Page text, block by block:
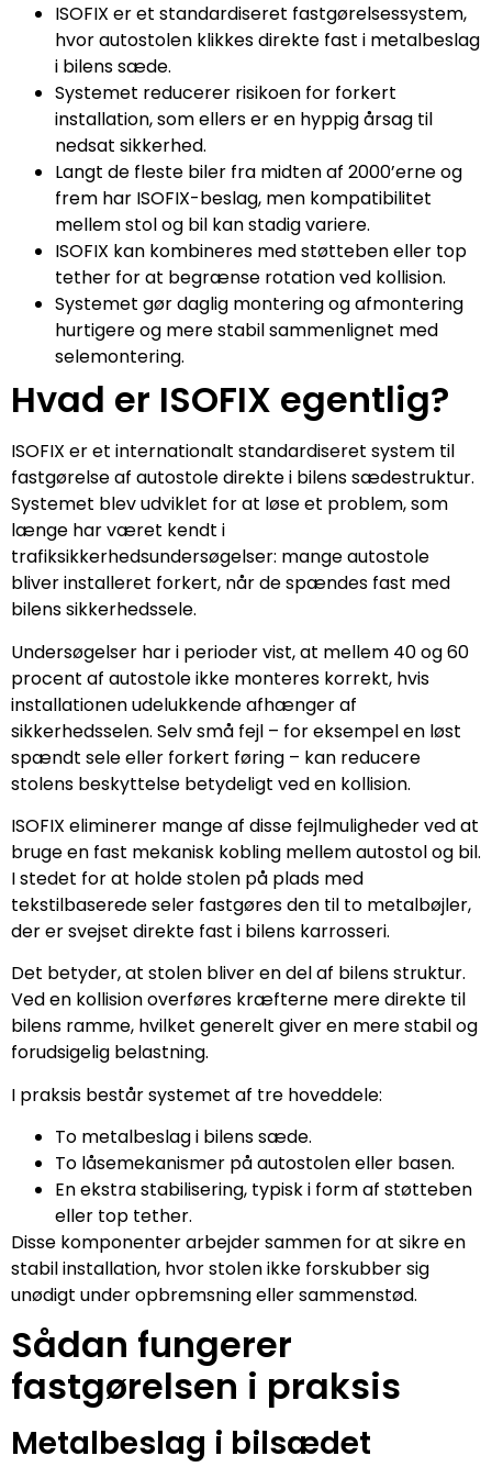
ISOFIX er et standardiseret fastgørelsessystem,
hvor autostolen klikkes direkte fast i metalbeslag
i bilens sæde.
Systemet reducerer risikoen for forkert
installation, som ellers er en hyppig årsag til
nedsat sikkerhed.
Langt de fleste biler fra midten af 2000’erne og
frem har ISOFIX-beslag, men kompatibilitet
mellem stol og bil kan stadig variere.
ISOFIX kan kombineres med støtteben eller top
tether for at begrænse rotation ved kollision.
Systemet gør daglig montering og afmontering
hurtigere og mere stabil sammenlignet med
selemontering.
Hvad er ISOFIX egentlig?
ISOFIX er et internationalt standardiseret system til
fastgørelse af autostole direkte i bilens sædestruktur.
Systemet blev udviklet for at løse et problem, som
længe har været kendt i
trafiksikkerhedsundersøgelser: mange autostole
bliver installeret forkert, når de spændes fast med
bilens sikkerhedssele.
Undersøgelser har i perioder vist, at mellem 40 og 60
procent af autostole ikke monteres korrekt, hvis
installationen udelukkende afhænger af
sikkerhedsselen. Selv små fejl – for eksempel en løst
spændt sele eller forkert føring – kan reducere
stolens beskyttelse betydeligt ved en kollision.
ISOFIX eliminerer mange af disse fejlmuligheder ved at
bruge en fast mekanisk kobling mellem autostol og bil.
I stedet for at holde stolen på plads med
tekstilbaserede seler fastgøres den til to metalbøjler,
der er svejset direkte fast i bilens karrosseri.
Det betyder, at stolen bliver en del af bilens struktur.
Ved en kollision overføres kræfterne mere direkte til
bilens ramme, hvilket generelt giver en mere stabil og
forudsigelig belastning.
I praksis består systemet af tre hoveddele:
To metalbeslag i bilens sæde.
To låsemekanismer på autostolen eller basen.
En ekstra stabilisering, typisk i form af støtteben
eller top tether.
Disse komponenter arbejder sammen for at sikre en
stabil installation, hvor stolen ikke forskubber sig
unødigt under opbremsning eller sammenstød.
Sådan fungerer
fastgørelsen i praksis
Metalbeslag i bilsædet